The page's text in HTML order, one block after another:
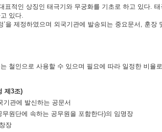
표적인 상징인 태극기와 무궁화를 기초로 하고 있다.
있다.
’을 제정하였으며 외국기관에 발송되는 중요문서, 훈
철인으로 사용할 수 있으며 필요에 따라 일정한 비율
제3조)
기관에 발신하는 공문서
원단에 속하는 공무원을 포함한다)의 임명장
장